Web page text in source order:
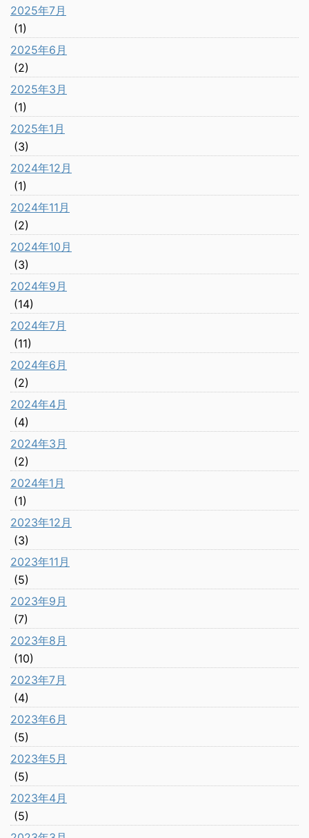
2025年7月
(1)
2025年6月
(2)
2025年3月
(1)
2025年1月
(3)
2024年12月
(1)
2024年11月
(2)
2024年10月
(3)
2024年9月
(14)
2024年7月
(11)
2024年6月
(2)
2024年4月
(4)
2024年3月
(2)
2024年1月
(1)
2023年12月
(3)
2023年11月
(5)
2023年9月
(7)
2023年8月
(10)
2023年7月
(4)
2023年6月
(5)
2023年5月
(5)
2023年4月
(5)